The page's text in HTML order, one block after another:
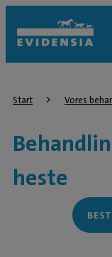
Start Vores
heste